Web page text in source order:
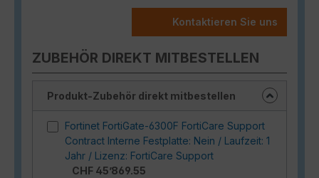
Kontaktieren Sie uns
ZUBEHÖR DIREKT MITBESTELLEN
Produkt-Zubehör direkt mitbestellen
Fortinet FortiGate-6300F FortiCare Support
Contract Interne Festplatte: Nein / Laufzeit: 1
Jahr / Lizenz: FortiCare Support
CHF 45’869.55